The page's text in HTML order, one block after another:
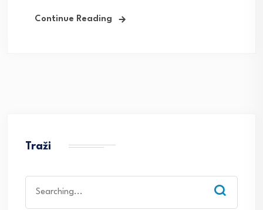
Continue Reading
Traži
for: